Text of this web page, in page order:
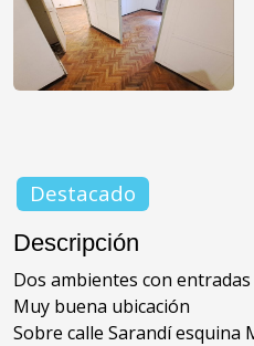
Destacado
Descripción
Dos ambientes con
Muy buena ubicación
Sobre calle Sarandí esquina